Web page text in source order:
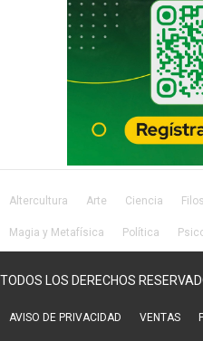
Altercultura Arte Ciencia
Magia y Metafísica Política
TODOS LOS DERECHOS
AVISO DE PRIVACIDAD VENTAS